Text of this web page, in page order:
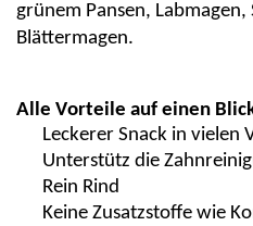
grünem Pansen, Labmagen,
Blättermagen.
Alle Vorteile auf einen
Leckerer Snack in vielen
Unterstütz die
Rein Rind
Keine Zusatzstoffe wie